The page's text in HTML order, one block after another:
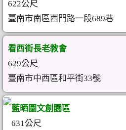
622公尺
臺南市南區西門路一段689巷
看西街長老教會
629公尺
臺南市中西區和平街33號
藍晒圖文創園區
631公尺